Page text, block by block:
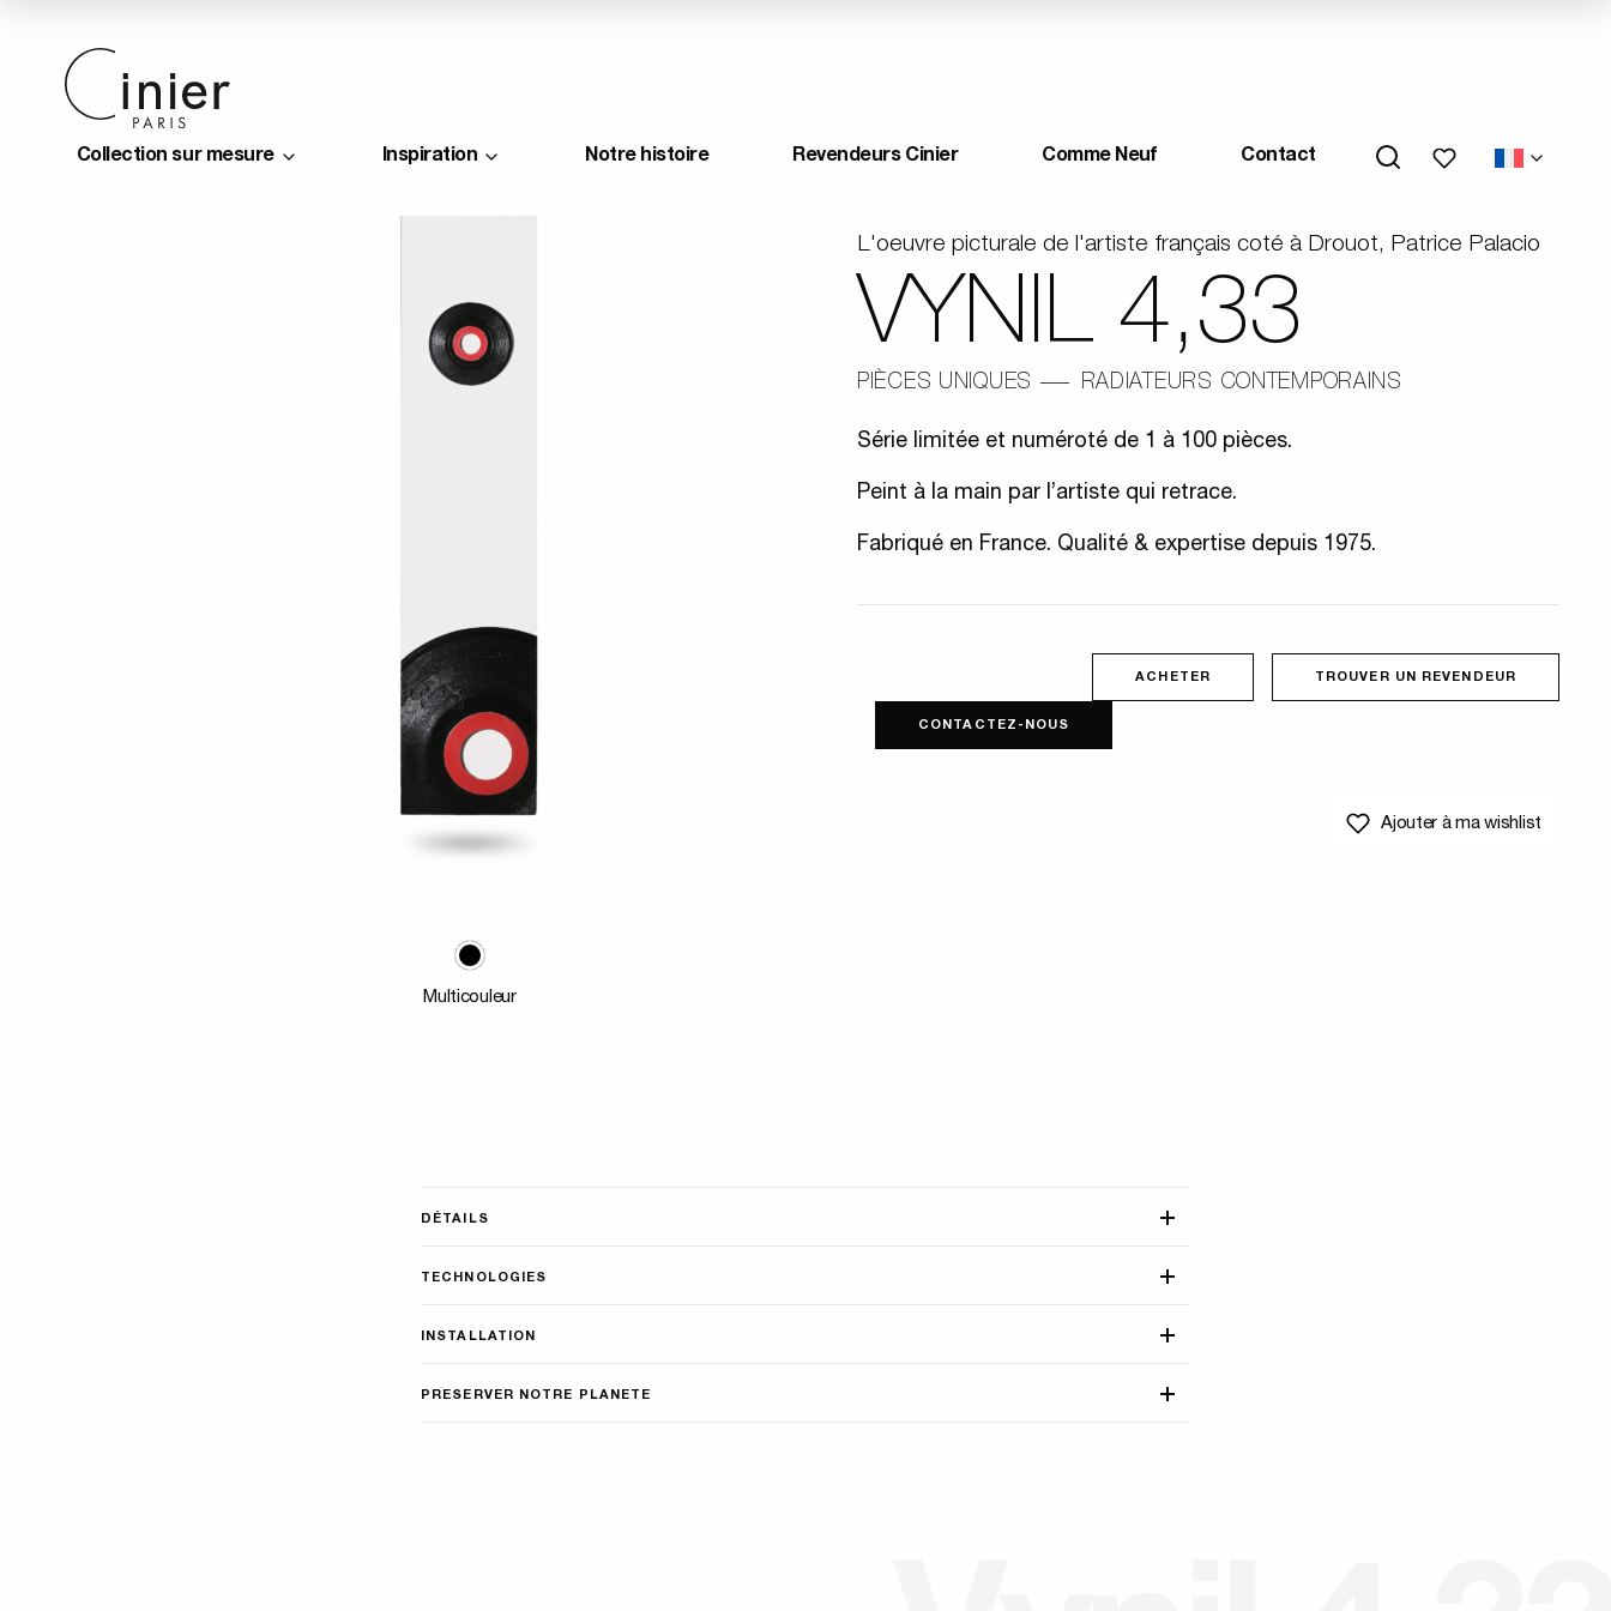
Collection sur mesure Inspiration Notre histoire Revendeurs Cinier Comme Neuf Contact Mes favoris
Multicouleur
L'oeuvre picturale de l'artiste français coté à Drouot, Patrice Palacio
VYNIL 4,33
PIÈCES UNIQUES RADIATEURS CONTEMPORAINS
Série limitée et numéroté de 1 à 100 pièces.
Peint à la main par l’artiste qui retrace.
Fabriqué en France. Qualité & expertise depuis 1975.
ACHETER TROUVER UN REVENDEUR
CONTACTEZ-NOUS
Ajouter à ma wishlist
DÉTAILS
TECHNOLOGIES
INSTALLATION
PRESERVER NOTRE PLANETE